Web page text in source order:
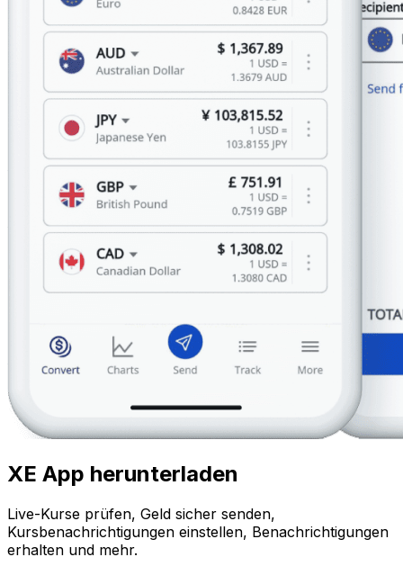
XE App herunterladen
Live-Kurse prüfen, Geld sicher senden,
Kursbenachrichtigungen einstellen, Benachrichtigungen
erhalten und mehr.